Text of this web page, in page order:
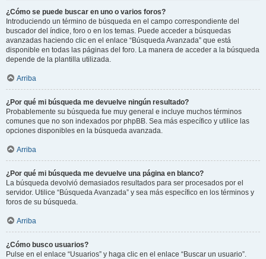
¿Cómo se puede buscar en uno o varios foros?
Introduciendo un término de búsqueda en el campo correspondiente del
buscador del índice, foro o en los temas. Puede acceder a búsquedas
avanzadas haciendo clic en el enlace “Búsqueda Avanzada” que está
disponible en todas las páginas del foro. La manera de acceder a la búsqueda
depende de la plantilla utilizada.
Arriba
¿Por qué mi búsqueda me devuelve ningún resultado?
Probablemente su búsqueda fue muy general e incluye muchos términos
comunes que no son indexados por phpBB. Sea más específico y utilice las
opciones disponibles en la búsqueda avanzada.
Arriba
¿Por qué mi búsqueda me devuelve una página en blanco?
La búsqueda devolvió demasiados resultados para ser procesados por el
servidor. Utilice “Búsqueda Avanzada” y sea más específico en los términos y
foros de su búsqueda.
Arriba
¿Cómo busco usuarios?
Pulse en el enlace “Usuarios” y haga clic en el enlace “Buscar un usuario”.